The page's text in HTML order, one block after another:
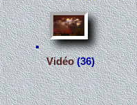
Vidéo(36)